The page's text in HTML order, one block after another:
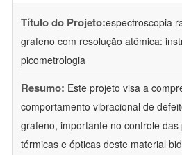
Título do Projeto:espectroscopia
grafeno com resolução atômica:
picometrologia
Resumo: Este projeto visa a
comportamento vibracional de
grafeno, importante no controle
térmicas e ópticas deste material